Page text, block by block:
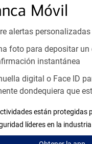
Móvil
alertas personalizadas
foto para depositar un
instantánea
digital o Face ID
dondequiera que
están protegidas
líderes en la industria
No
No